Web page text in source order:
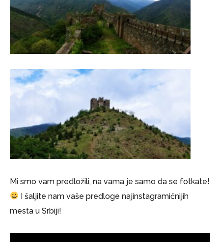
Mi smo vam predložili, na vama je samo da se fotkate!
I šaljite nam vaše predloge najinstagramičnijih
mesta u Srbiji!